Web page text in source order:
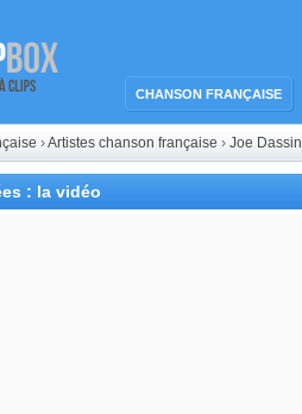
CHANSON FRANÇAISE
›Artistes chanson française › Joe Dassin
: la vidéo